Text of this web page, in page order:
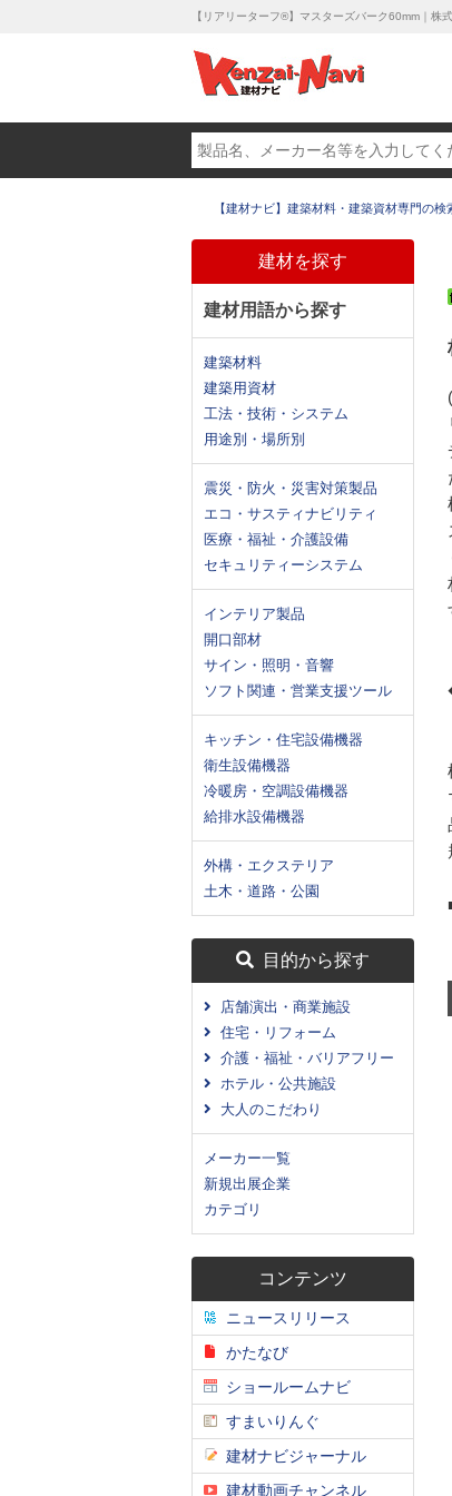
【リアリーターフ®】マスターズバーク60mm｜株
【建材ナビ】建築材料・建築資材専門の検
建材を探す
建材用語から探す
建築材料
建築用資材
工法・技術・システム
用途別・場所別
震災・防火・災害対策製品
エコ・サスティナビリティ
医療・福祉・介護設備
セキュリティーシステム
インテリア製品
開口部材
サイン・照明・音響
ソフト関連・営業支援ツール
キッチン・住宅設備機器
衛生設備機器
冷暖房・空調設備機器
給排水設備機器
外構・エクステリア
土木・道路・公園
目的から探す
店舗演出・商業施設
住宅・リフォーム
介護・福祉・バリアフリー
ホテル・公共施設
大人のこだわり
メーカー一覧
新規出展企業
カテゴリ
コンテンツ
ニュースリリース
かたなび
ショールームナビ
すまいりんぐ
建材ナビジャーナル
建材動画チャンネル